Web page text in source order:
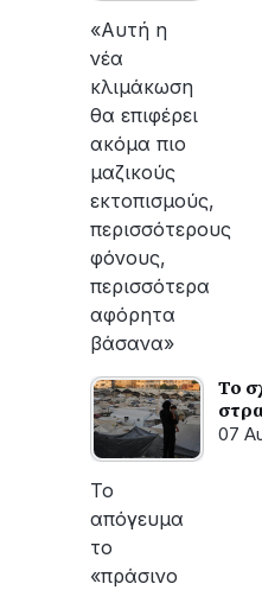
«Αυτή η
νέα
κλιμάκωση
θα επιφέρει
ακόμα πιο
μαζικούς
εκτοπισμούς,
περισσότερους
φόνους,
περισσότερα
αφόρητα
βάσανα»
Το
07
Το
απόγευμα
το
«πράσινο